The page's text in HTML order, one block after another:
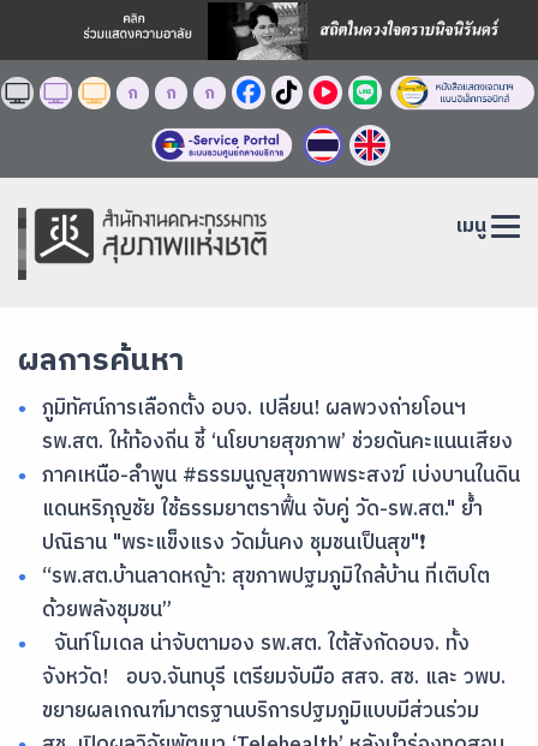
ก ก ก
เมนู
ผลการค้นหา
ภูมิทัศน์การเลือกตั้ง อบจ. เปลี่ยน! ผลพวงถ่ายโอนฯ
รพ.สต. ให้ท้องถิ่น ชี้ ‘นโยบายสุขภาพ’ ช่วยดันคะแนนเสียง
ภาคเหนือ-ลำพูน #ธรรมนูญสุขภาพพระสงฆ์ เบ่งบานในดิน
แดนหริภุญชัย ใช้ธรรมยาตราฟื้น จับคู่ วัด-รพ.สต." ย้ำ
ปณิธาน "พระแข็งแรง วัดมั่นคง ชุมชนเป็นสุข"❗
“รพ.สต.บ้านลาดหญ้า: สุขภาพปฐมภูมิใกล้บ้าน ที่เติบโต
ด้วยพลังชุมชน”
จันท์โมเดล น่าจับตามอง รพ.สต. ใต้สังกัดอบจ. ทั้ง
จังหวัด! อบจ.จันทบุรี เตรียมจับมือ สสจ. สช. และ วพบ.
ขยายผลเกณฑ์มาตรฐานบริการปฐมภูมิแบบมีส่วนร่วม